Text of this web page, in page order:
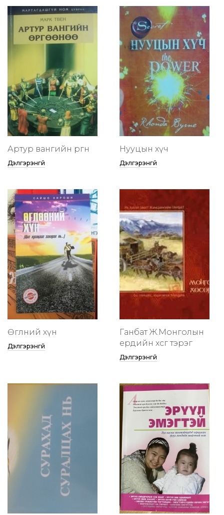
Артур вангийн өргөөнөө
Дэлгэрэнгүй
Нууцын хүч
Дэлгэрэнгүй
Өглөөний хүн
Дэлгэрэнгүй
Ганбат Ж.Монголын
ердийн хөсөг тэрэг
Дэлгэрэнгүй